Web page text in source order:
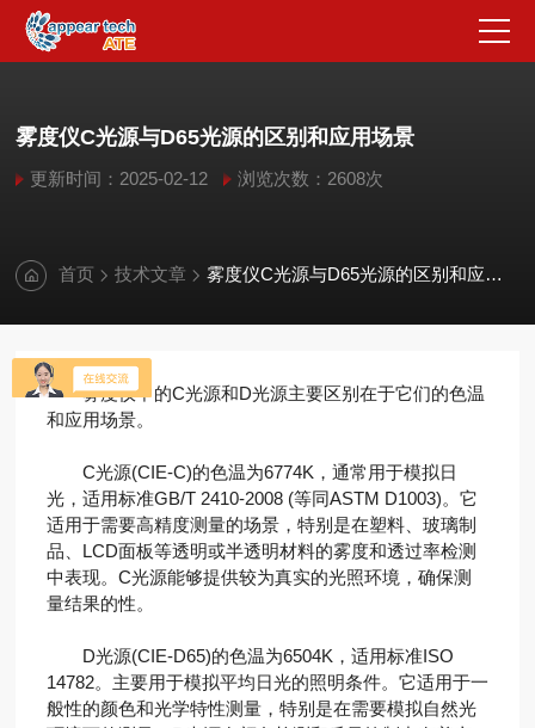
雾度仪C光源与D65光源的区别和应用场景
更新时间：2025-02-12 浏览次数：2608次
首页 技术文章 雾度仪C光源与D65光源的区别和应用场景
‌雾度仪中的C光源和D光源主要区别在于它们的色温
和应用场景。‌
C光源(CIE-C)的色温为6774K，通常用于模拟日
光，适用标准GB/T 2410-2008 (等同ASTM D1003)。它
适用于需要高精度测量的场景，特别是在塑料、玻璃制
品、LCD面板等透明或半透明材料的雾度和透过率检测
中表现。C光源能够提供较为真实的光照环境，确保测
量结果的性。
D光源(CIE-D65)的色温为6504K，适用标准ISO
14782。主要用于模拟平均日光的照明条件。它适用于一
般性的颜色和光学特性测量，特别是在需要模拟自然光